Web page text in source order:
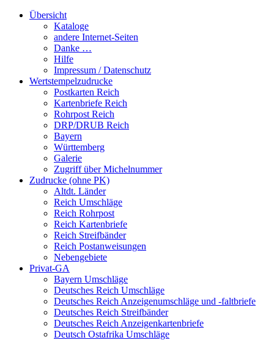
Übersicht
Kataloge
andere Internet-Seiten
Danke …
Hilfe
Impressum / Datenschutz
Wertstempelzudrucke
Postkarten Reich
Kartenbriefe Reich
Rohrpost Reich
DRP/DRUB Reich
Bayern
Württemberg
Galerie
Zugriff über Michelnummer
Zudrucke (ohne PK)
Altdt. Länder
Reich Umschläge
Reich Rohrpost
Reich Kartenbriefe
Reich Streifbänder
Reich Postanweisungen
Nebengebiete
Privat-GA
Bayern Umschläge
Deutsches Reich Umschläge
Deutsches Reich Anzeigenumschläge und -faltbriefe
Deutsches Reich Streifbänder
Deutsches Reich Anzeigenkartenbriefe
Deutsch Ostafrika Umschläge